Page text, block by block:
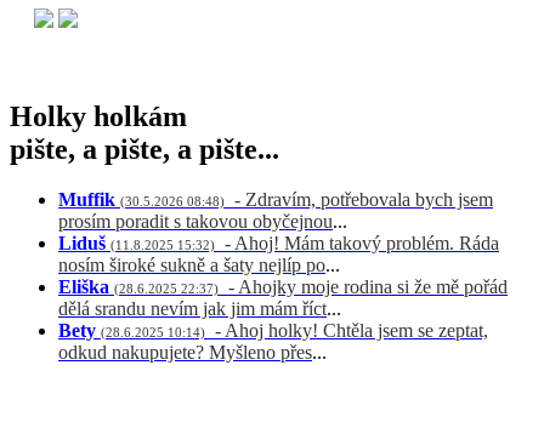
Holky holkám
pište, a pište, a pište...
Muffik (30.5.2026 08:48)
- Zdravím, potřebovala bych jsem
prosím poradit s takovou obyčejnou...
Liduš (11.8.2025 15:32)
- Ahoj! Mám takový problém. Ráda
nosím široké sukně a šaty nejlíp po...
Eliška (28.6.2025 22:37)
- Ahojky moje rodina si že mě pořád
dělá srandu nevím jak jim mám říct...
Bety (28.6.2025 10:14)
- Ahoj holky! Chtěla jsem se zeptat,
odkud nakupujete? Myšleno přes...